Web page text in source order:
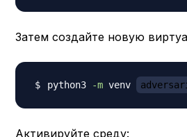
Затем создайте новую
python3 -m venv
Активируйте среду: